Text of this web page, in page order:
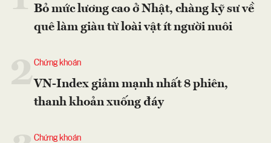
Bỏ mức lương cao ở Nhật, chàng kỹ sư về
quê làm giàu từ loài vật ít người nuôi
2Chứng khoán
VN-Index giảm mạnh nhất 8 phiên,
thanh khoản xuống đáy
Chứng khoán